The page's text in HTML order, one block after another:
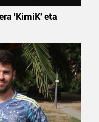
'KimiK' eta